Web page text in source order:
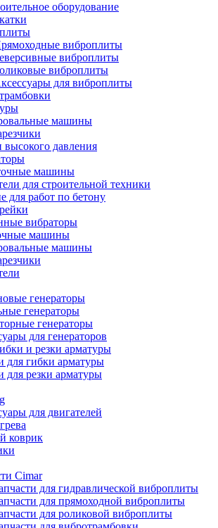
оборудование
виброплиты
виброплиты
виброплиты
для виброплиты
машины
давления
машины
для строительной техники
для работ по бетону
вибраторы
машины
машины
генераторы
генераторы
генераторы
для генераторов
и резки арматуры
для гибки арматуры
для резки арматуры
для двигателей
коврик
Cimar
для гидравлической виброплиты
для прямоходной виброплиты
для роликовой виброплиты